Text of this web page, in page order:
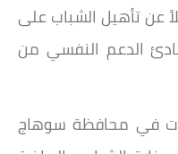
عن تأهيل الشباب على
الدعم النفسي من
5 معسكرات في محافظة سوهاج